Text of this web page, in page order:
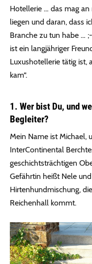
Hotellerie … das mag
liegen und daran, dass
Branche zu tun habe …
ist ein langjähriger
Luxushotellerie tätig ist,
kam“.
1. Wer bist Du, und
Begleiter?
Mein Name ist Michael,
InterContinental
geschichtsträchtigen
Gefährtin heißt Nele
Hirtenhundmischung,
Reichenhall kommt.